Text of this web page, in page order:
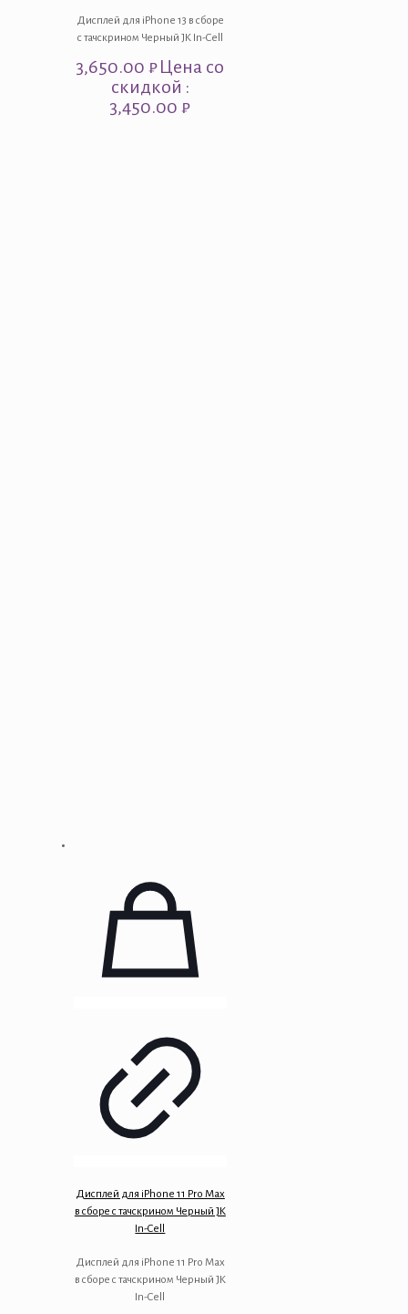
Дисплей для iPhone 13 в сборе
с тачскрином Черный JK In-Cell
3,650.00₽Цена со
скидкой :
3,450.00 ₽
Дисплей для iPhone 11 Pro Max
в сборе с тачскрином Черный JK
In-Cell
Дисплей для iPhone 11 Pro Max
в сборе с тачскрином Черный JK
In-Cell